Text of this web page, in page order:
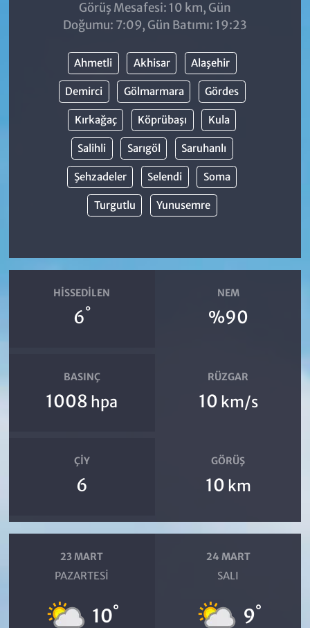
Görüş Mesafesi: 10 km, Gün
Doğumu: 7:09, Gün Batımı: 19:23
Ahmetli Akhisar Alaşehir
Demirci Gölmarmara Gördes
Kırkağaç Köprübaşı Kula
Salihli Sarıgöl Saruhanlı
Şehzadeler Selendi Soma
Turgutlu Yunusemre
HISSEDILEN
6°
NEM
%90
BASINÇ
1008 hpa
RÜZGAR
10 km/s
ÇIY
6
GÖRÜŞ
10 km
23 MART
PAZARTESI
10°
24 MART
SALI
9°